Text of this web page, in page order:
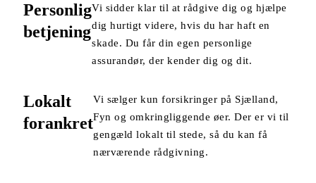
Personlig
betjening
Vi sidder klar til at rådgive dig og hjælpe
dig hurtigt videre, hvis du har haft en
skade. Du får din egen personlige
assurandør, der kender dig og dit.
Lokalt
forankret
Vi sælger kun forsikringer på Sjælland,
Fyn og omkringliggende øer. Der er vi til
gengæld lokalt til stede, så du kan få
nærværende rådgivning.